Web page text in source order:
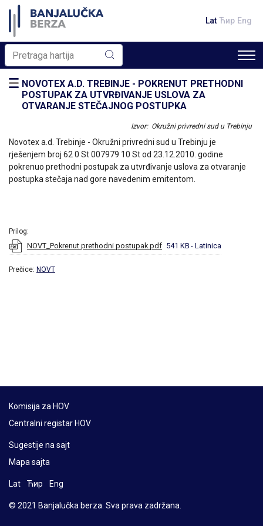
Lat Ћир Eng
NOVOTEX A.D. TREBINJE - POKRENUT PRETHODNI
POSTUPAK ZA UTVRĐIVANJE USLOVA ZA
OTVARANJE STEČAJNOG POSTUPKA
Izvor: Okružni privredni sud u Trebinju
Novotex a.d. Trebinje - Okružni privredni sud u Trebinju je
rješenjem broj 62 0 St 007979 10 St od 23.12.2010. godine
pokrenuo prethodni postupak za utvrđivanje uslova za otvaranje
postupka stečaja nad gore navedenim emitentom.
Prilog:
NOVT_Pokrenut prethodni postupak.pdf 541 KB - Latinica
Prečice: NOVT
Komisija za HOV
Centralni registar HOV
Sugestije na sajt
Mapa sajta
Lat Ћир Eng
© 2021 Banjalučka berza. Sva prava zadržana.